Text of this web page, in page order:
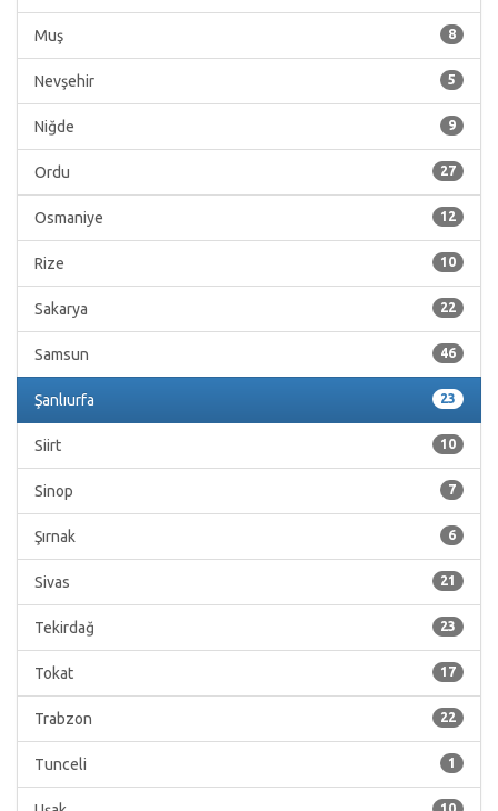
8
Muş
5
Nevşehir
9
Niğde
27
Ordu
12
Osmaniye
10
Rize
22
Sakarya
46
Samsun
23
Şanlıurfa
10
Siirt
7
Sinop
6
Şırnak
21
Sivas
23
Tekirdağ
17
Tokat
22
Trabzon
1
Tunceli